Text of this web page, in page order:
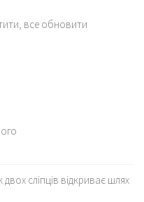
все обновити
сліпців відкриває шлях